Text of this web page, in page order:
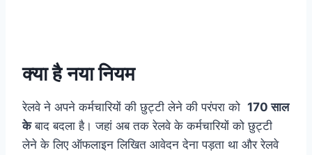
क्या है नया नियम
रेलवे ने अपने कर्मचारियों की छुट्टी लेने की परंपरा को 170 साल
केबाद बदला है। जहां अब तक रेलवे के कर्मचारियों को छुट्टी
लेने के लिए ऑफलाइन लिखित आवेदन देना पड़ता था और रेलवे